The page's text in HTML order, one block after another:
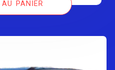
PANIER